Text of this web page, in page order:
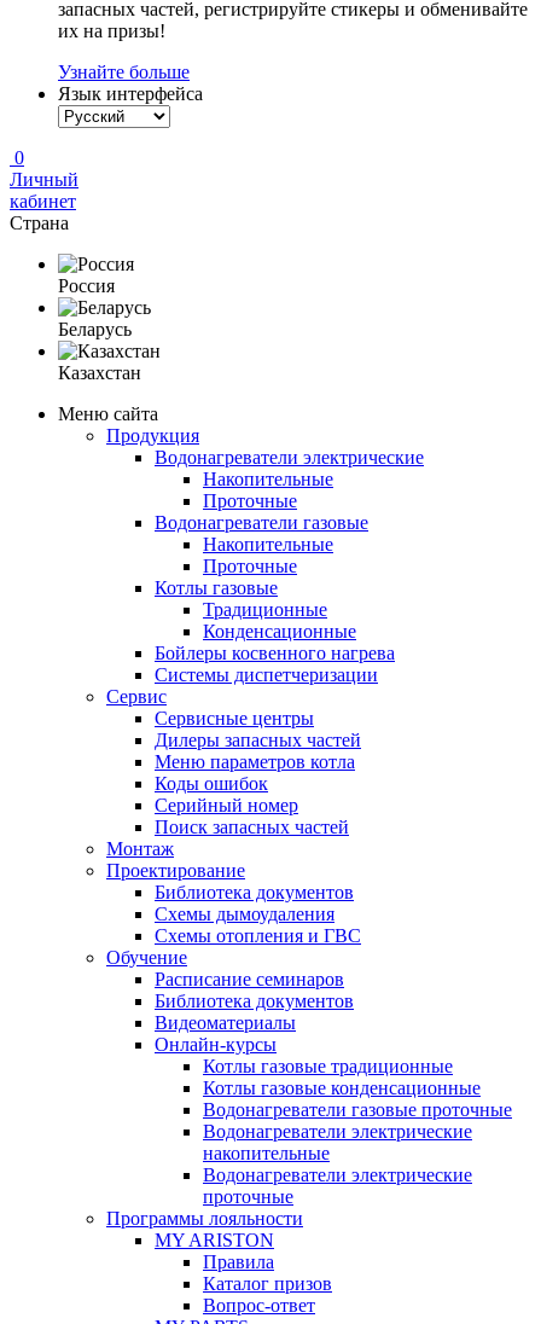
запасных частей, регистрируйте стикеры и обменивайте
их на призы!
Узнайте больше
Язык интерфейса
0
Личный
кабинет
Страна
Россия
Беларусь
Казахстан
Меню сайта
Продукция
Водонагреватели электрические
Накопительные
Проточные
Водонагреватели газовые
Накопительные
Проточные
Котлы газовые
Традиционные
Конденсационные
Бойлеры косвенного нагрева
Системы диспетчеризации
Сервис
Сервисные центры
Дилеры запасных частей
Меню параметров котла
Коды ошибок
Серийный номер
Поиск запасных частей
Монтаж
Проектирование
Библиотека документов
Схемы дымоудаления
Схемы отопления и ГВС
Обучение
Расписание семинаров
Библиотека документов
Видеоматериалы
Онлайн-курсы
Котлы газовые традиционные
Котлы газовые конденсационные
Водонагреватели газовые проточные
Водонагреватели электрические
накопительные
Водонагреватели электрические
проточные
Программы лояльности
MY ARISTON
Правила
Каталог призов
Вопрос-ответ